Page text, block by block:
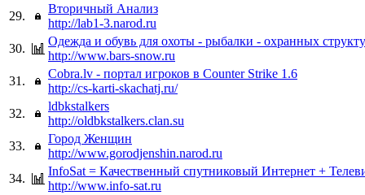
29.
Вторичный Анализ
http://lab1-3.narod.ru
30.
Одежда и обувь для охоты - рыбалки - охранных
http://www.bars-snow.ru
31.
Cobra.lv - портал игроков в Counter Strike 1.6
http://cs-karti-skachatj.ru/
32.
ldbkstalkers
http://oldbkstalkers.clan.su
33.
Город Женщин
http://www.gorodjenshin.narod.ru
34.
InfoSat = Качественный спутниковый Интернет +
http://www.info-sat.ru